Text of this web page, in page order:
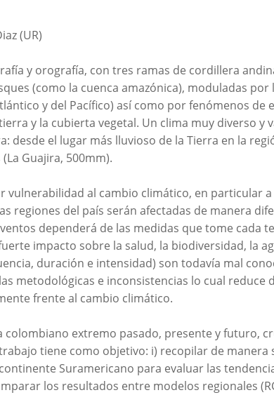
(UR)
y orografía, con tres ramas de cordillera
(como la cuenca amazónica), moduladas por
y del Pacífico) así como por fenómenos de
y la cubierta vegetal. Un clima muy diverso y
desde el lugar más lluvioso de la Tierra en la
Guajira, 500mm).
vulnerabilidad al cambio climático, en particular
regiones del país serán afectadas de manera
dependerá de las medidas que tome cada
impacto sobre la salud, la biodiversidad, la
duración e intensidad) son todavía mal
metodológicas e inconsistencias lo cual reduce
frente al cambio climático.
extremo pasado, presente y futuro,
tiene como objetivo: i) recopilar de manera
Suramericano para evaluar las
los resultados entre modelos regionales